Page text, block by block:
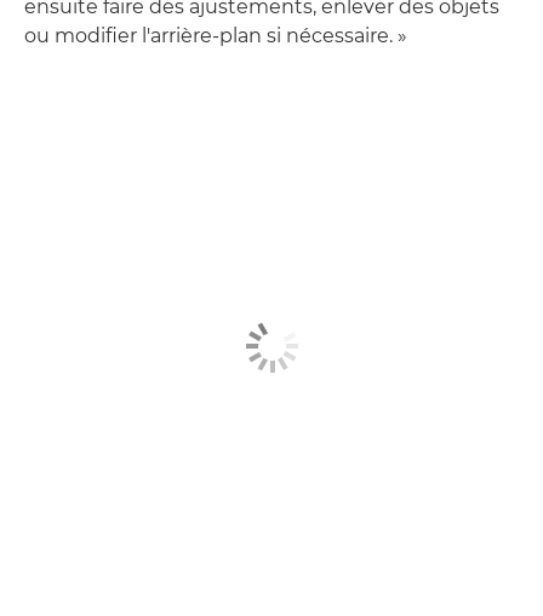
ensuite faire des ajustements, enlever des objets
ou modifier l'arrière-plan si nécessaire. »